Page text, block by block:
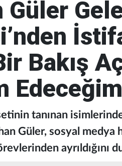
Güler
Bakış
tanınan
Güler, sosyal medya
ayrıldığını